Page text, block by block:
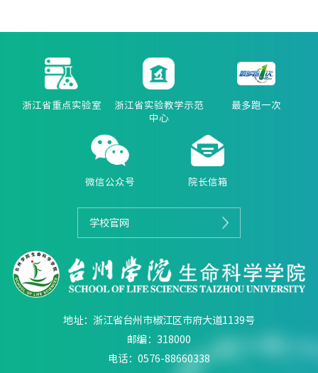
地址：浙江省台州市椒江区市府大道1139号
邮编：318000
电话：0576-88660338
浙江省重点实验室
浙江省实验教学示范
中心
最多跑一次
微信公众号 院长信箱
学校官网